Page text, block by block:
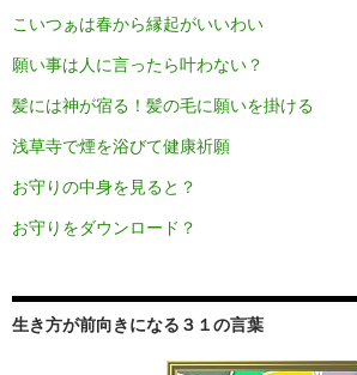
こいつぁは春から縁起がいいわい
願い事は人に言ったら叶わない？
髪には神が宿る！髪の毛に願いを掛ける
浅草寺で煙を浴びて健康祈願
お守りの中身を見ると？
お守りをダウンロード？
生き方が前向きになる３１の言葉